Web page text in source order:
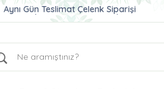
Aynı Gün Teslimat Çelenk Siparişi
Tüm Türkiye'ye Aynı Gün Teslimat
Ucuz ve Kaliteli Çelenk Gönder